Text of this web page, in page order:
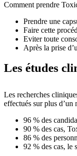
Comment prendre
Prendre une
Faire cette
Eviter toute
Après la prise
Les études
Les recherches
effectués sur plus
96 % des
90 % des cas,
86 % des
92 % des cas, le